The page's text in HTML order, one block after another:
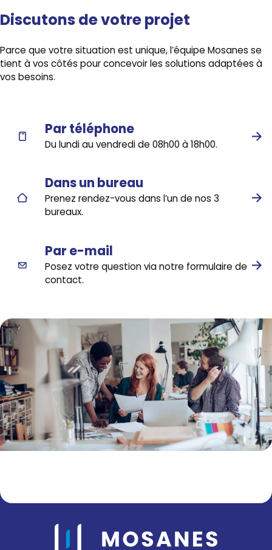
Discutons de votre projet
Parce que votre situation est unique, l’équipe Mosanes se
tient à vos côtés pour concevoir les solutions adaptées à
vos besoins.
Par téléphone
Du lundi au vendredi de 08h00 à 18h00.
Dans un bureau
Prenez rendez-vous dans l’un de nos 3
bureaux.
Par e-mail
Posez votre question via notre formulaire de
contact.